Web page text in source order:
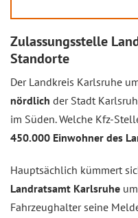
Zulassungsstelle
Standorte
Der Landkreis Karlsruhe
nördlich der Stadt
im Süden. Welche Kfz-
450.000 Einwohner des
Hauptsächlich kümmert
Landratsamt Karlsruhe
Fahrzeughalter seine